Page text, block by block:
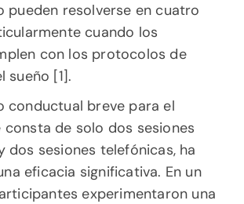
pueden resolverse en cuatro
cuando los
con los protocolos de
sueño [1].
conductual breve para el
consta de solo dos sesiones
dos sesiones telefónicas, ha
eficacia significativa. En un
experimentaron una